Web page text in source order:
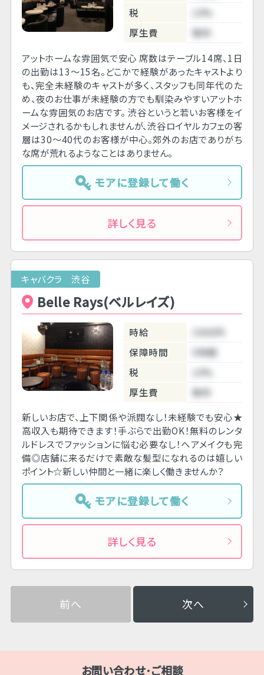
税
10%
厚生費
無料
アットホームな雰囲気で安心 席数はテーブル14席、1日
の出勤は13～15名。どこかで経験があったキャストより
も、完全未経験のキャストが多く、スタッフも同年代のた
め、夜のお仕事が未経験の方でも馴染みやすいアットホ
ームな雰囲気のお店です。 渋谷というと若いお客様をイ
メージされるかもしれませんが、渋谷ロイヤルカフェの客
層は30～40代のお客様が中心。郊外のお店でありがち
な席が荒れるようなことはありません。
モアに登録して働く
詳しく見る
キャバクラ 渋谷
Belle Rays(ベルレイズ)
時給
3300円
保障時間
5時間
税
10%
厚生費
無料
新しいお店で、上下関係や派閥なし！未経験でも安心★
高収入も期待できます！手ぶらで出勤OK！無料のレンタ
ルドレスでファッションに悩む必要なし！ヘアメイクも完
備◎店舗に来るだけで素敵な髪型になれるのは嬉しい
ポイント☆新しい仲間と一緒に楽しく働きませんか？
モアに登録して働く
詳しく見る
前へ 次へ
お問い合わせ･ご相談